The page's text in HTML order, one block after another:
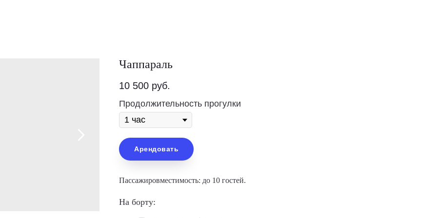
Чаппараль
10 500 руб.
Продолжительность прогулки
Арендовать
Пассажировместимость: до 10 гостей.
На борту: